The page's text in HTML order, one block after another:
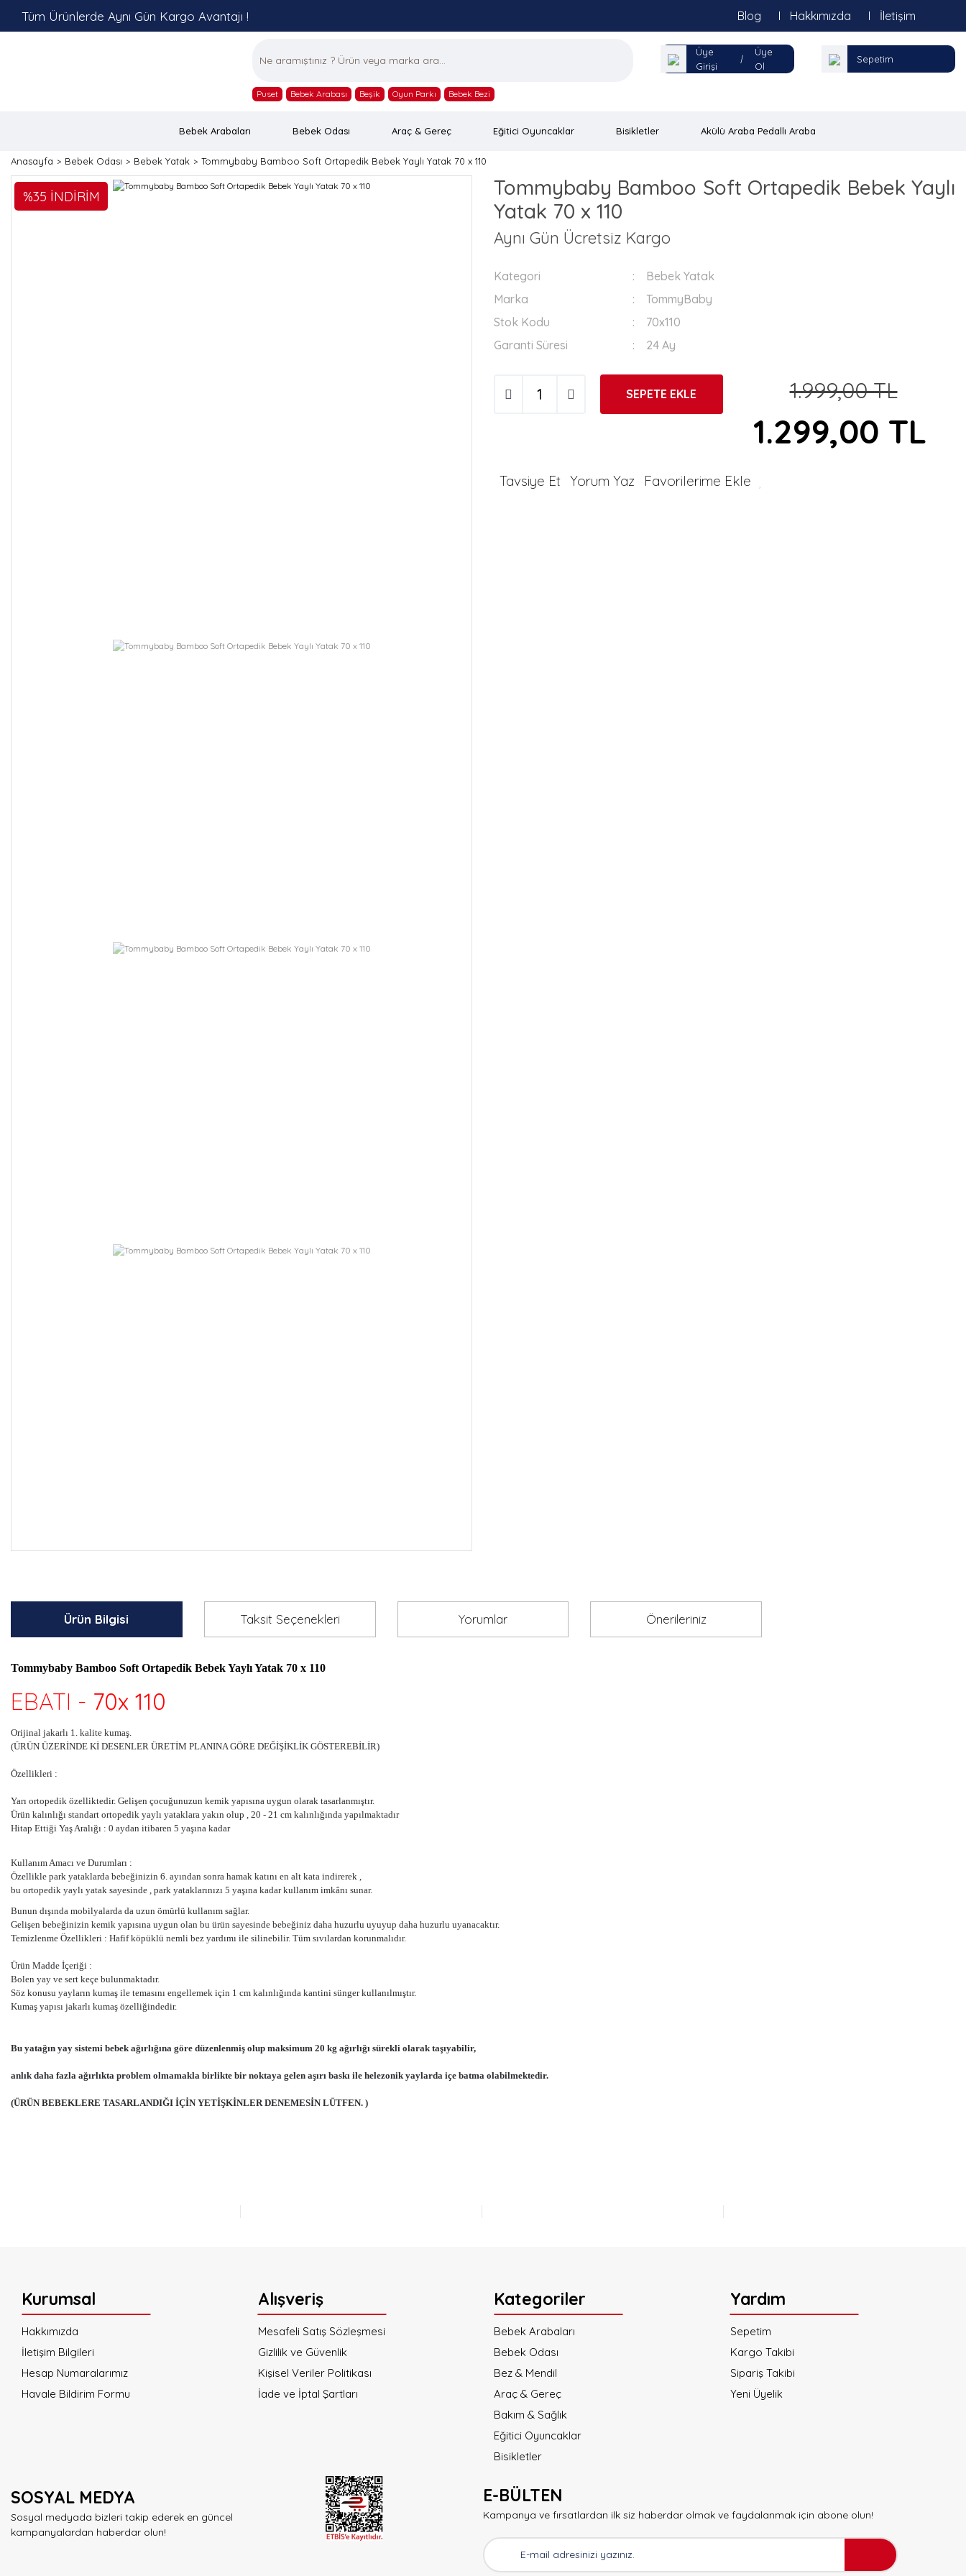
Tüm Ürünlerde Aynı Gün Kargo Avantajı ! Blog Hakkımızda İletişim
Puset Bebek Arabası Beşik Oyun Parkı Bebek Bezi
Üye
Girişi
|
Üye
Ol
Sepetim
Bebek Arabaları Bebek Odası Araç & Gereç Eğitici Oyuncaklar Bisikletler Akülü Araba Pedallı Araba
Anasayfa Bebek Odası Bebek Yatak Tommybaby Bamboo Soft Ortapedik Bebek Yaylı Yatak 70 x 110
Tommybaby Bamboo Soft Ortapedik Bebek Yaylı
Yatak 70 x 110
Aynı Gün Ücretsiz Kargo
Kategori
Bebek Yatak
Marka
TommyBaby
Stok Kodu
70x110
Garanti Süresi
24 Ay
SEPETE EKLE
%35 İNDİRİM
1.999,00 TL
1.299,00 TL
Tavsiye Et Yorum Yaz
Ürün Bilgisi Taksit Seçenekleri Yorumlar Önerileriniz
Tommybaby Bamboo Soft Ortapedik Bebek Yaylı Yatak 70 x 110
EBATI - 70x 110
Orijinal jakarlı 1. kalite kumaş.
(ÜRÜN ÜZERİNDE Kİ DESENLER ÜRETİM PLANINA GÖRE DEĞİŞİKLİK GÖSTEREBİLİR)
Özellikleri :
Yarı ortopedik özelliktedir. Gelişen çocuğunuzun kemik yapısına uygun olarak tasarlanmıştır.
Ürün kalınlığı standart ortopedik yaylı yataklara yakın olup , 20 - 21 cm kalınlığında yapılmaktadır
Hitap Ettiği Yaş Aralığı : 0 aydan itibaren 5 yaşına kadar
Kullanım Amacı ve Durumları :
Özellikle park yataklarda bebeğinizin 6. ayından sonra hamak katını en alt kata indirerek ,
bu ortopedik yaylı yatak sayesinde , park yataklarınızı 5 yaşına kadar kullanım imkânı sunar.
Bunun dışında mobilyalarda da uzun ömürlü kullanım sağlar.
Gelişen bebeğinizin kemik yapısına uygun olan bu ürün sayesinde bebeğiniz daha huzurlu uyuyup daha huzurlu uyanacaktır.
Temizlenme Özellikleri : Hafif köpüklü nemli bez yardımı ile silinebilir. Tüm sıvılardan korunmalıdır.
Ürün Madde İçeriği :
Bolen yay ve sert keçe bulunmaktadır.
Söz konusu yayların kumaş ile temasını engellemek için 1 cm kalınlığında kantini sünger kullanılmıştır.
Kumaş yapısı jakarlı kumaş özelliğindedir.
Bu yatağın yay sistemi bebek ağırlığına göre düzenlenmiş olup maksimum 20 kg ağırlığı sürekli olarak taşıyabilir,
anlık daha fazla ağırlıkta problem olmamakla birlikte bir noktaya gelen aşırı baskı ile helezonik yaylarda içe batma olabilmektedir.
(ÜRÜN BEBEKLERE TASARLANDIĞI İÇİN YETİŞKİNLER DENEMESİN LÜTFEN. )
Gönder
Kurumsal
Hakkımızda
İletişim Bilgileri
Hesap Numaralarımız
Havale Bildirim Formu
Alışveriş
Mesafeli Satış Sözleşmesi
Gizlilik ve Güvenlik
Kişisel Veriler Politikası
İade ve İptal Şartları
Kategoriler
Bebek Arabaları
Bebek Odası
Bez & Mendil
Araç & Gereç
Bakım & Sağlık
Eğitici Oyuncaklar
Bisikletler
Yardım
Sepetim
Kargo Takibi
Sipariş Takibi
Yeni Üyelik
SOSYAL MEDYA
Sosyal medyada bizleri takip ederek en güncel
kampanyalardan haberdar olun!
E-BÜLTEN
Kampanya ve fırsatlardan ilk siz haberdar olmak ve faydalanmak için abone olun!